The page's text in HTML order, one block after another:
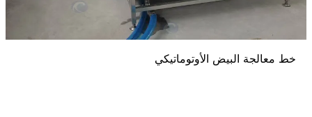
خط معالجة البيض الأوتوماتيكي